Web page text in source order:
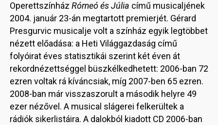
Operettszínház Rómeó és Júlia című musicaljének
2004. január 23-án megtartott premierjét. Gérard
Presgurvic musicalje volt a színház egyik legtöbbet
nézett előadása: a Heti Világgazdaság című
folyóirat éves statisztikái szerint két éven át
rekordnézettséggel büszkélkedhetett: 2006-ban 72
ezren voltak rá kíváncsiak, míg 2007-ben 65 ezren.
2008-ban már visszaszorult a második helyre 49
ezer nézővel. A musical slágerei felkerültek a
rádiók sikerlistáira. A dalokból kiadott CD 2006-ban